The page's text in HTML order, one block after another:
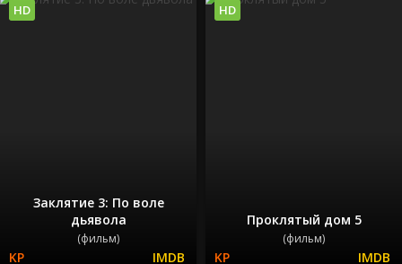
Заклятие 3: По воле
дьявола
(фильм)
HD
Проклятый дом 5
(фильм)
HD